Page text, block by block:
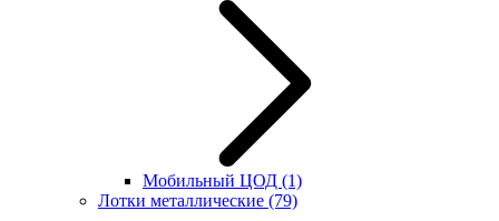
Мобильный ЦОД (1)
Лотки металлические (79)